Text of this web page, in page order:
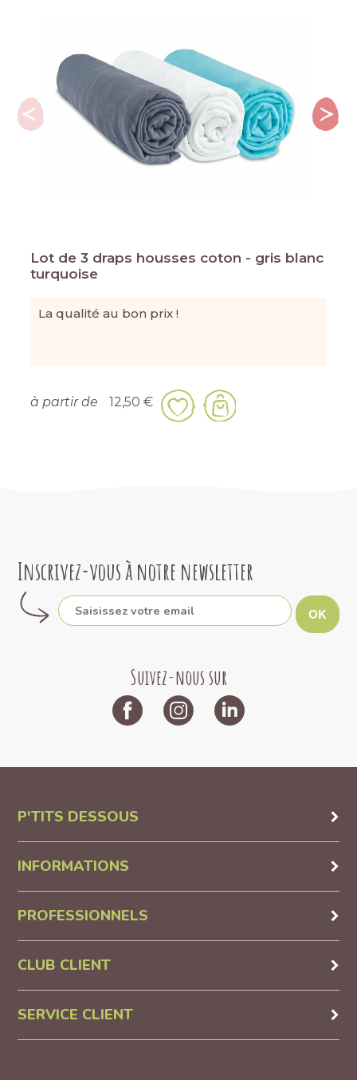
Lot de 3 draps housses coton - gris blanc
turquoise
La qualité au bon prix !
à partir de 12,50 €
Inscrivez-vous à notre newsletter
OK
Suivez-nous sur
P'TITS DESSOUS
INFORMATIONS
PROFESSIONNELS
CLUB CLIENT
SERVICE CLIENT